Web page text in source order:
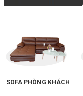
SOFA PHÒNG KHÁCH